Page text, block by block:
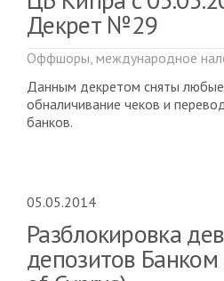
Декрет №29
Оффшоры, международное
Данным декретом сняты любые
обналичивание чеков и
банков.
05.05.2014
Разблокировка
депозитов